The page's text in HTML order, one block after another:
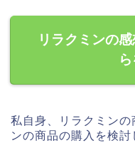
リラクミンの
私自身、リラクミンの
ンの商品の購入を検